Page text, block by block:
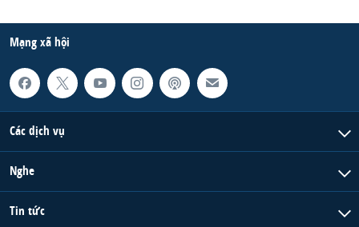
Mạng xã hội
Các dịch vụ
Nghe
Tin tức